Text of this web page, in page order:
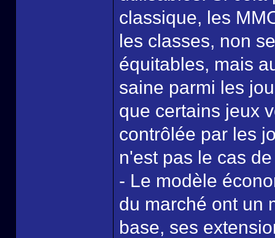
classique, les
les classes, non
équitables, mais
saine parmi les
que certains jeux
contrôlée par les
n'est pas le cas
- Le modèle
du marché ont un
base, ses